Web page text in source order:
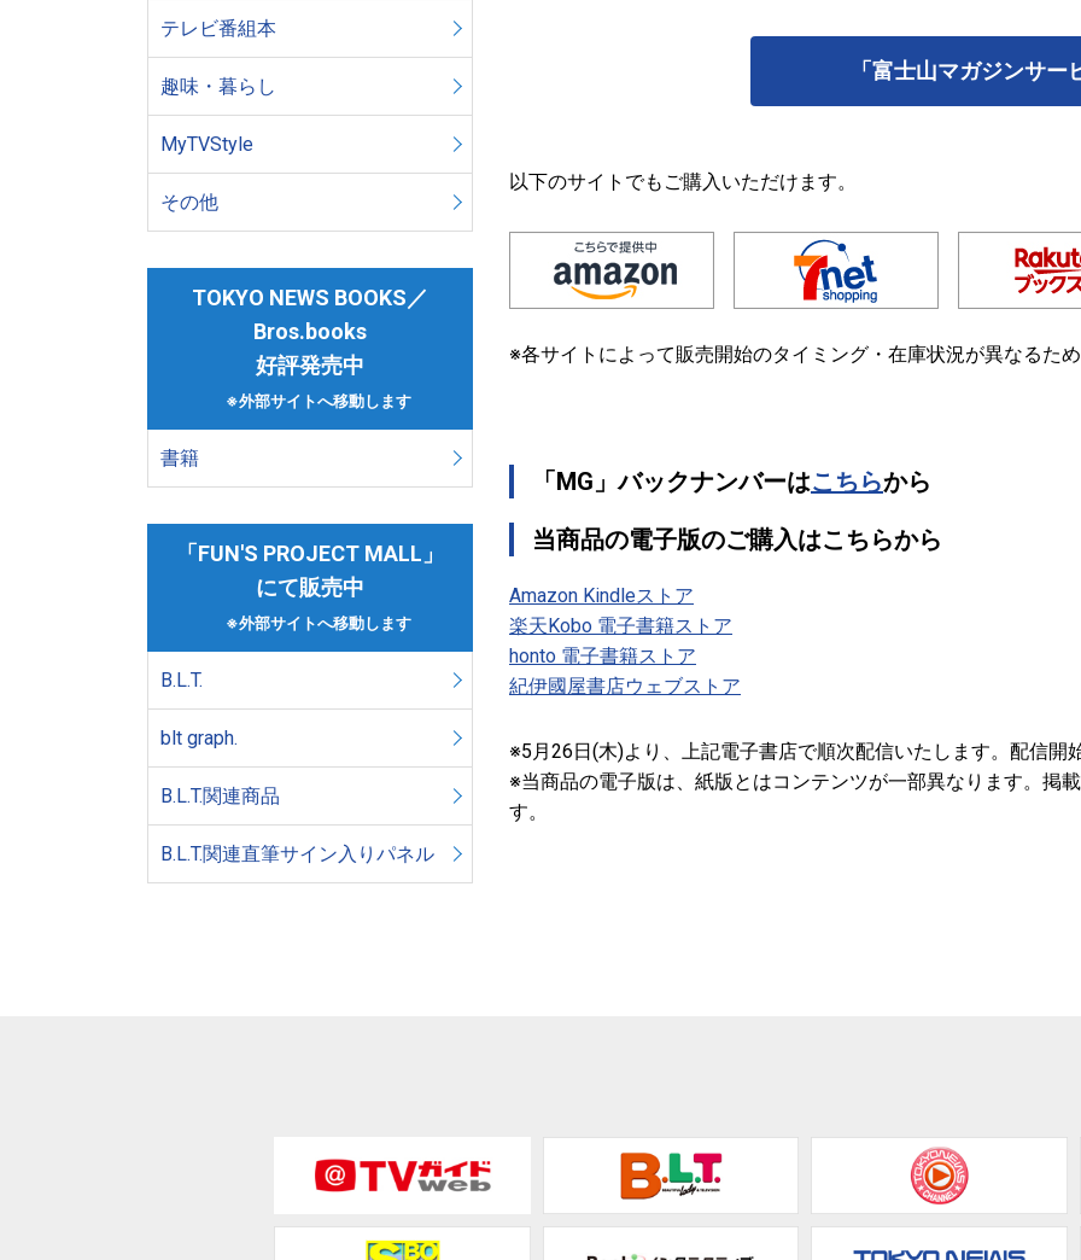
「富士山マガジンサー
以下のサイトでもご購入いただけます。
※各サイトによって販売開始のタイミング・在庫状況が異なるた
「MG」バックナンバーはこちらから
当商品の電子版のご購入はこちらから
Amazon Kindleストア
楽天Kobo 電子書籍ストア
honto 電子書籍ストア
紀伊國屋書店ウェブストア
※5月26日(木)より、上記電子書店で順次配信いたします。配信開
※当商品の電子版は、紙版とはコンテンツが一部異なります。掲
す。
テレビ番組本
趣味・暮らし
MyTVStyle
その他
TOKYO NEWS BOOKS／
Bros.books
好評発売中
※外部サイトへ移動します
書籍
「FUN'S PROJECT MALL」
にて販売中
※外部サイトへ移動します
B.L.T.
blt graph.
B.L.T.関連商品
B.L.T.関連直筆サイン入りパネル